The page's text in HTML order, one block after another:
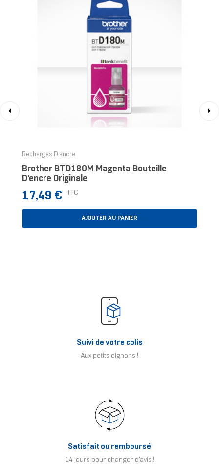
Recharges D'encre
Brother BTD180M Magenta Bouteille
D'encre Originale
Prix
17,49 € TTC
AJOUTER AU PANIER
Suivi de votre colis
Aux petits oignons !
Satisfait ou remboursé
14 jours pour changer d'avis !